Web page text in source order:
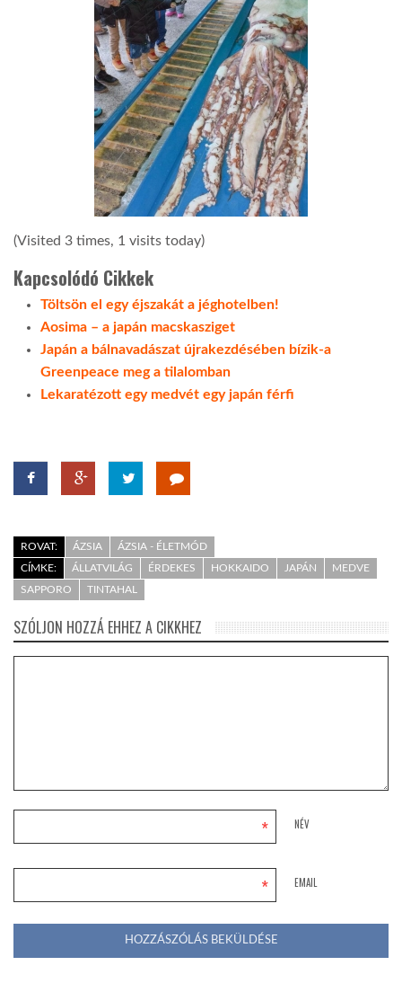
(Visited 3 times, 1 visits today)
Kapcsolódó Cikkek
Töltsön el egy éjszakát a jéghotelben!
Aosima – a japán macskasziget
Japán a bálnavadászat újrakezdésében bízik-a
Greenpeace meg a tilalomban
Lekaratézott egy medvét egy japán férfi
ROVAT: ÁZSIA
ÁZSIA - ÉLETMÓD
CÍMKE:
ÁLLATVILÁG ÉRDEKES HOKKAIDO JAPÁN
MEDVE
SAPPORO
TINTAHAL
SZÓLJON HOZZÁ EHHEZ A CIKKHEZ
NÉV
*
EMAIL
*